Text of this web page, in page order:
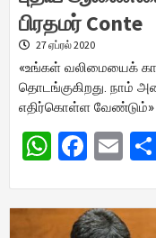
பிரதமர் Conte
27 ஏப்ரல் 2020
«உங்கள் வலிமையைக்
தொடங்குகிறது. நாம்
எதிர்கொள்ள வேண்டும்»